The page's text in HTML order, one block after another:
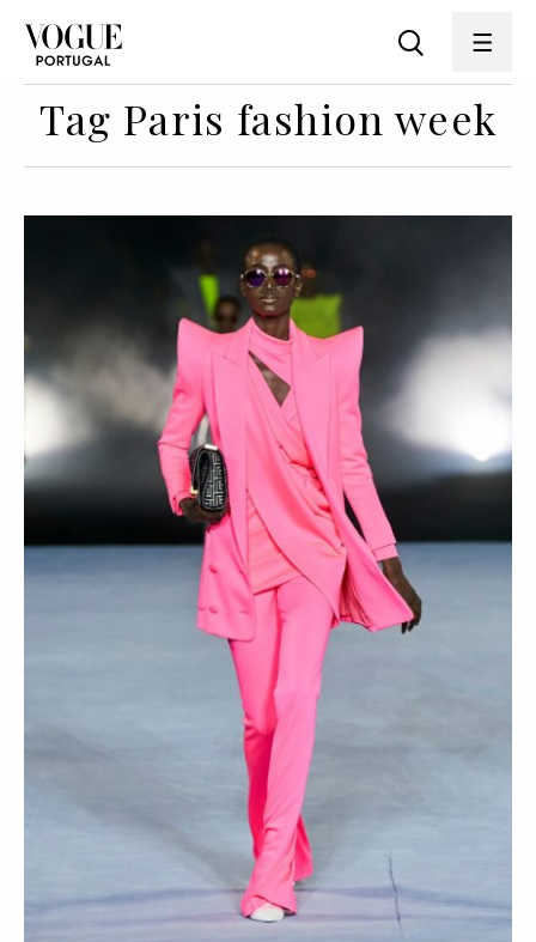
Tag Paris fashion week